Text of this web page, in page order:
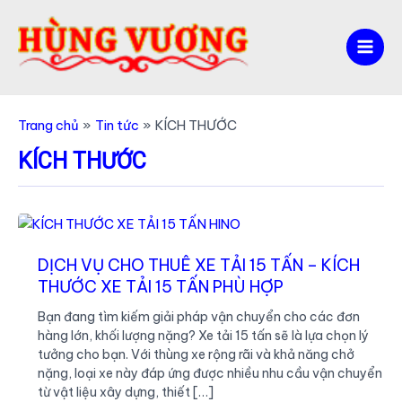
Main
Trang chủ Tin tức KÍCH THƯỚC
KÍCH THƯỚC
DỊCH VỤ CHO THUÊ XE TẢI 15 TẤN – KÍCH
THƯỚC XE TẢI 15 TẤN PHÙ HỢP
Bạn đang tìm kiếm giải pháp vận chuyển cho các đơn
hàng lớn, khối lượng nặng? Xe tải 15 tấn sẽ là lựa chọn lý
tưởng cho bạn. Với thùng xe rộng rãi và khả năng chở
nặng, loại xe này đáp ứng được nhiều nhu cầu vận chuyển
từ vật liệu xây dựng, thiết […]